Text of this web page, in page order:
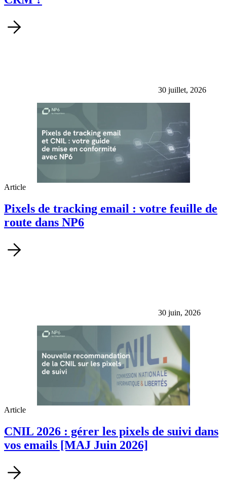
30 juillet, 2026
Article
Pixels de tracking email : votre feuille de
route dans NP6
30 juin, 2026
Article
CNIL 2026 : gérer les pixels de suivi dans
vos emails [MAJ Juin 2026]